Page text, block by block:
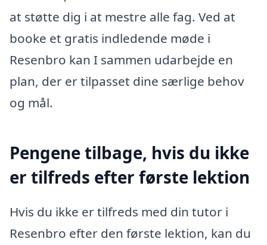
at støtte dig i at mestre alle fag. Ved at
booke et gratis indledende møde i
Resenbro kan I sammen udarbejde en
plan, der er tilpasset dine særlige behov
og mål.
Pengene tilbage, hvis du ikke
er tilfreds efter første lektion
Hvis du ikke er tilfreds med din tutor i
Resenbro efter den første lektion, kan du